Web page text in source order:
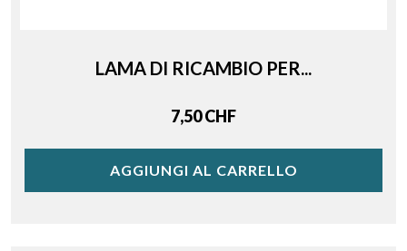
LAMA DI RICAMBIO PER...
Price
7,50 CHF
AGGIUNGI AL CARRELLO